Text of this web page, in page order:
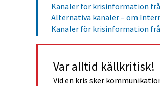
Kanaler för krisinformation
Alternativa kanaler – om
Kanaler för krisinformation
Var alltid källkritisk!
Vid en kris sker